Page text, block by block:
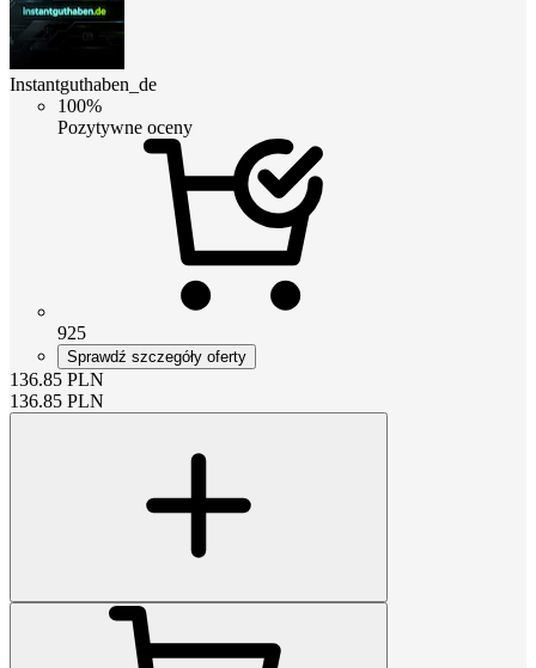
Instantguthaben_de
100%
Pozytywne oceny
925
Sprawdź szczegóły oferty
136.85 PLN
136.85 PLN